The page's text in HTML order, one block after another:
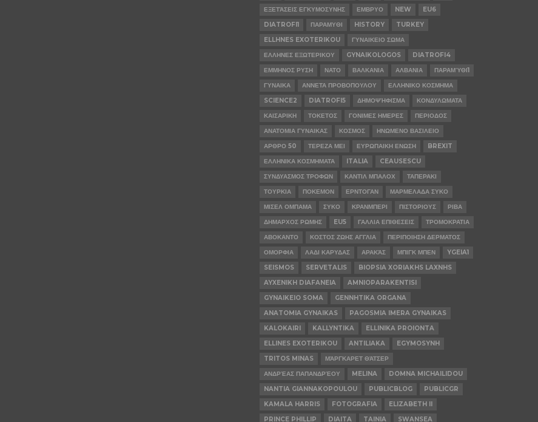
ΕΞΕΤΆΣΕΙΣ ΕΓΚΥΜΟΣΥΝΗΣ
ΕΜΒΡΥΟ NEW
EU6
DIATROFI1
ΠΑΡΑΜΥΘΙ HISTORY
TURKEY
ELLHNES EXOTERIKOU
ΓΥΝΑΙΚΕΙΟ ΣΩΜΑ
ΕΛΛΗΝΕΣ ΕΞΩΤΕΡΙΚΟΥ
GYNAIKOLOGOS
DIATROFI4
ΕΜΜΗΝΟΣ ΡΥΣΗ
ΝΑΤΟ ΒΑΛΚΑΝΙΑ ΑΛΒΑΝΙΑ
ΠΑΡΑΜΎΘΙ1
ΓΥΝΑΙΚΑ
ΑΝΝΕΤΑ ΠΡΟΒΟΠΟΥΛΟΥ
ΕΛΛΗΝΙΚΟ ΚΟΣΜΗΜΑ
SCIENCE2
DIATROFI5 ΔΗΜΟΨΉΦΙΣΜΑ
ΚΟΝΔΥΛΩΜΑΤΑ
ΚΑΙΣΑΡΙΚΗ
ΤΟΚΕΤΟΣ ΓΟΝΙΜΕΣ ΗΜΕΡΕΣ
ΠΕΡΙΟΔΟΣ
ΑΝΑΤΟΜΙΑ ΓΥΝΑΙΚΑΣ
ΚΟΣΜΟΣ
ΗΝΩΜΕΝΟ ΒΑΣΙΛΕΙΟ
ΑΡΘΡΟ 50
ΤΕΡΕΖΑ ΜΕΙ ΕΥΡΩΠΑΙΚΗ ΕΝΩΣΗ
BREXIT
ΕΛΛΗΝΙΚΑ ΚΟΣΜΗΜΑΤΑ
ITALIA
CEAUSESCU
ΣΥΝΔΥΑΣΜΟΣ ΤΡΟΦΩΝ
ΚΑΝΤΙΛ ΜΠΑΛΟΧ
ΤΑΠΕΡΑΚΙ
ΤΟΥΡΚΙΑ
ΠΟΚΕΜΟΝ ΕΡΝΤΟΓΑΝ
ΜΑΡΜΕΛΑΔΑ ΣΥΚΟ
ΜΙΣΕΛ ΟΜΠΑΜΑ
ΣΥΚΟ ΚΡΑΝΜΠΕΡΙ ΠΙΣΤΟΡΙΟΥΣ
ΡΙΒΑ
ΔΗΜΑΡΧΟΣ ΡΩΜΗΣ
EU5 ΓΑΛΛΙΑ ΕΠΙΘΕΣΕΙΣ
ΤΡΟΜΟΚΡΑΤΙΑ
ΑΒΟΚΑΝΤΟ
ΚΟΣΤΟΣ ΖΩΗΣ ΑΓΓΛΙΑ
ΠΕΡΙΠΟΙΗΣΗ ΔΕΡΜΑΤΟΣ
ΟΜΟΡΦΙΑ
ΛΑΔΙ ΚΑΡΥΔΑΣ ΑΡΑΚΆΣ ΜΠΙΓΚ ΜΠΕΝ
YGEIA1
SEISMOS
SERVETALIS
BIOPSIA XORIAKHS LAXNHS
AYXENIKH DIAFANEIA
AMNIOPARAKENTISI
GYNAIKEIO SOMA
GENNHTIKA ORGANA
ANATOMIA GYNAIKAS
PAGOSMIA IMERA GYNAIKAS
KALOKAIRI
KALLYNTIKA
ELLINIKA PROIONTA
ELLINES EXOTERIKOU
ANTILIAKA
EGYMOSYNH
TRITOS MINAS
ΜΆΡΓΚΑΡΕΤ ΘΆΤΣΕΡ
ΑΝΔΡΈΑΣ ΠΑΠΑΝΔΡΈΟΥ
MELINA
DOMNA MICHAILIDOU
NANTIA GIANNAKOPOULOU
PUBLICBLOG
PUBLICGR
KAMALA HARRIS
FOTOGRAFIA
ELIZABETH II
PRINCE PHILLIP
DIAITA TAINIA SWANSEA